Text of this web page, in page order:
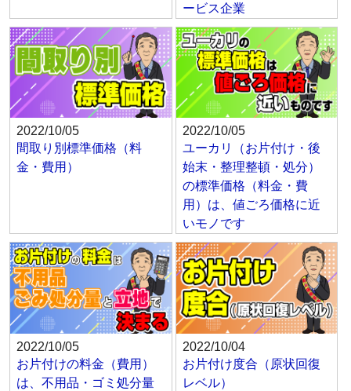
ービス企業
2022/10/05
間取り別標準価格（料
金・費用）
2022/10/05
ユーカリ（お片付け・後
始末・整理整頓・処分）
の標準価格（料金・費
用）は、値ごろ価格に近
いモノです
2022/10/05
お片付けの料金（費用）
は、不用品・ゴミ処分量
2022/10/04
お片付け度合（原状回復
レベル）